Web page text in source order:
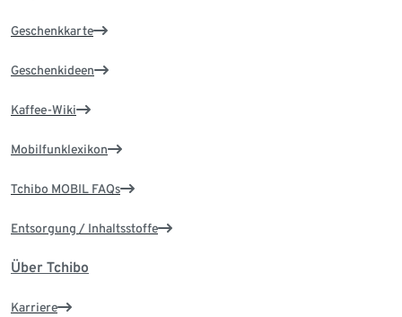
Geschenkkarte
Geschenkideen
Kaffee-Wiki
Mobilfunklexikon
Tchibo MOBIL FAQs
Entsorgung / Inhaltsstoffe
Über Tchibo
Karriere